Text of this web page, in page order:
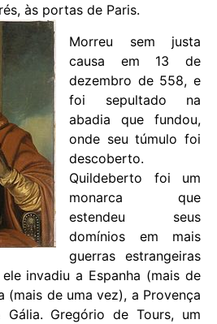
às portas de Paris.
Morreu sem justa
causa em 13 de
dezembro de 558, e
foi sepultado na
abadia que fundou,
onde seu túmulo foi
descoberto.
Quildeberto foi um
monarca que
estendeu seus
domínios em mais
guerras estrangeiras
invadiu a Espanha (mais de
(mais de uma vez), a Provença
Gregório de Tours, um